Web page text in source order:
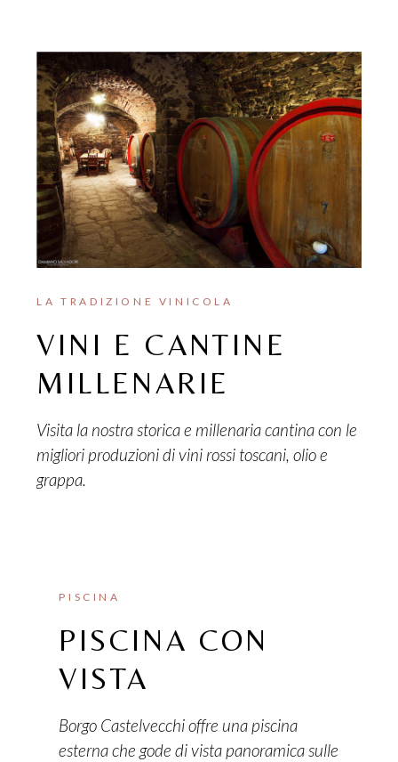
LA TRADIZIONE VINICOLA
VINI E CANTINE
MILLENARIE
Visita la nostra storica e millenaria cantina con le
migliori produzioni di vini rossi toscani, olio e
grappa.
PISCINA
PISCINA CON
VISTA
Borgo Castelvecchi offre una piscina
esterna che gode di vista panoramica sulle